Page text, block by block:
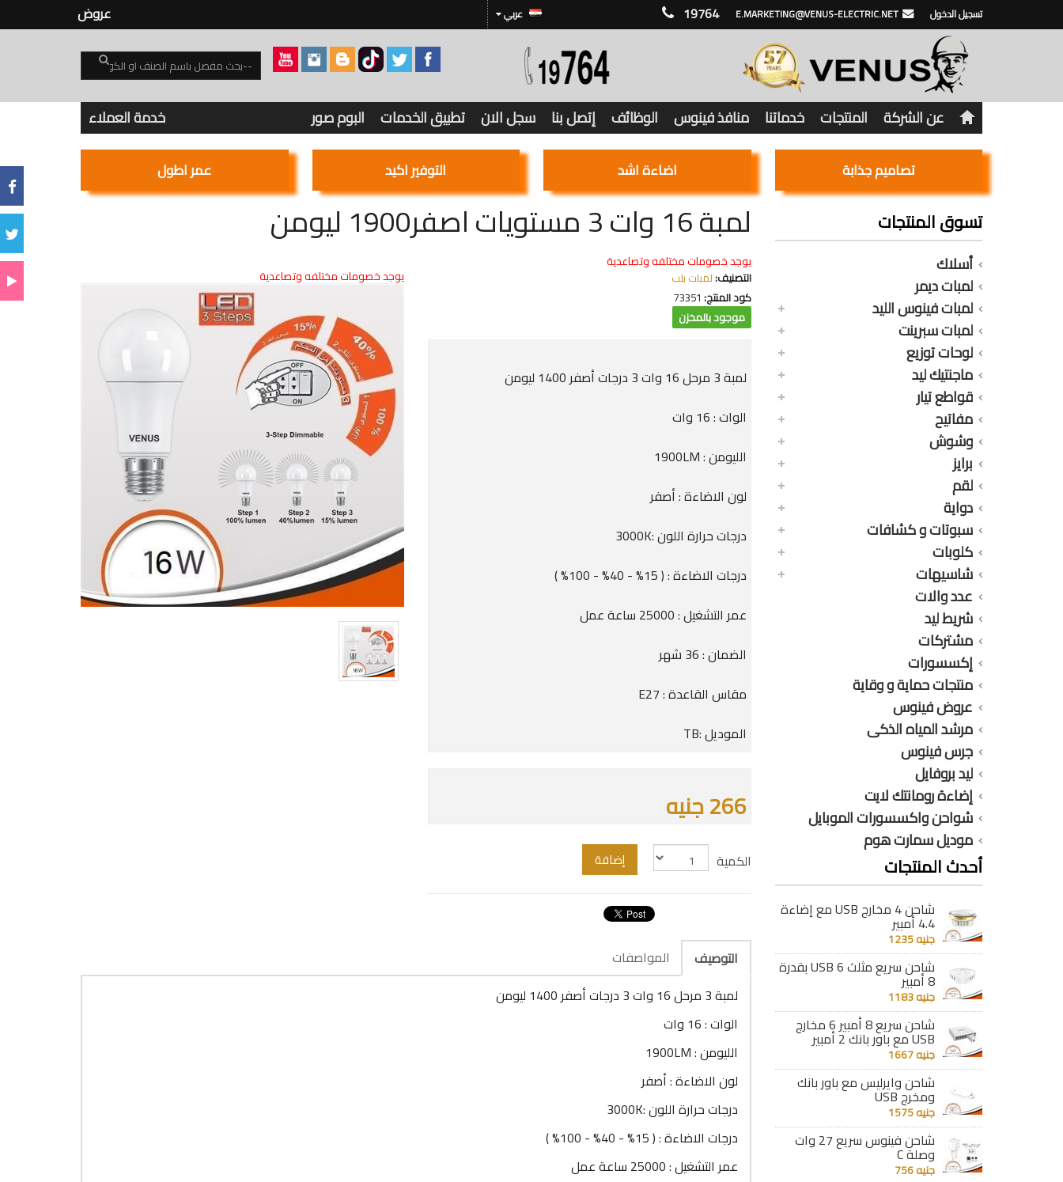
19764 E.MARKETING@VENUS-ELECTRIC.NET تسجيل الدخول عربي عروض
عن الشركة المنتجات خدماتنا منافذ فينوس الوظائف إتصل بنا سجل الان تطبيق الخدمات البوم صور خدمة العملاء
تصاميم جذابة اضاءة اشد التوفير اكيد عمر اطول
تسوق المنتجات
أسلاك
لمبات ديمر
لمبات فينوس الليد
لمبات سبرينت
لوحات توزيع
ماجنتيك ليد
قواطع تيار
مفاتيح
وشوش
برايز
لقم
دواية
سبوتات و كشافات
كلوبات
شاسيهات
عدد والات
شريط ليد
مشتركات
إكسسورات
منتجات حماية و وقاية
عروض فينوس
مرشد المياه الذكى
جرس فينوس
ليد بروفايل
إضاءة رومانتك لايت
شواحن واكسسورات الموبايل
موديل سمارت هوم
أحدث المنتجات
شاحن 4 مخارج USB مع إضاءة
4.4 أمبير
جنيه 1235
شاحن سريع مثلث 6 USB بقدرة
8 أمبير
جنيه 1183
شاحن سريع 8 أمبير 6 مخارج
USB مع باور بانك 2 أمبير
جنيه 1667
شاحن وايرليس مع باور بانك
ومخرج USB
جنيه 1575
شاحن فينوس سريع 27 وات
وصلة C
جنيه 756
لمبة 16 وات 3 مستويات اصفر1900 ليومن
يوجد خصومات مختلفه وتصاعدية
التصنيف:لمبات بلب
كود المنتج: 73351
موجود بالمخزن
لمبة 3 مرحل 16 وات 3 درجات أصفر 1400 ليومن
الوات : 16 وات
الليومن : 1900LM
لون الاضاءة : أصفر
درجات حرارة اللون :3000K
درجات الاضاءة : ( 15% - 40% - 100% )
عمر التشغيل : 25000 ساعة عمل
الضمان : 36 شهر
مقاس القاعدة : E27
الموديل :TB
266 جنيه
الكمية إضافة
يوجد خصومات مختلفه وتصاعدية
التوصيف
المواصفات
لمبة 3 مرحل 16 وات 3 درجات أصفر 1400 ليومن
الوات : 16 وات
الليومن : 1900LM
لون الاضاءة : أصفر
درجات حرارة اللون :3000K
درجات الاضاءة : ( 15% - 40% - 100% )
عمر التشغيل : 25000 ساعة عمل